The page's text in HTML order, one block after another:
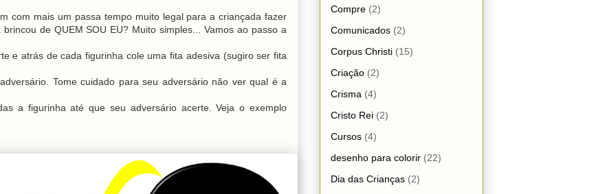
com mais um passa tempo muito legal para a criançada fazer
de QUEM SOU EU? Muito simples... Vamos ao passo a
e atrás de cada figurinha cole uma fita adesiva (sugiro ser fita
Tome cuidado para seu adversário não ver qual é a
a figurinha até que seu adversário acerte. Veja o exemplo
Compre (2)
Comunicados (2)
Corpus Christi (15)
Criação (2)
Crisma (4)
Cristo Rei (2)
Cursos (4)
desenho para colorir (22)
Dia das Crianças (2)